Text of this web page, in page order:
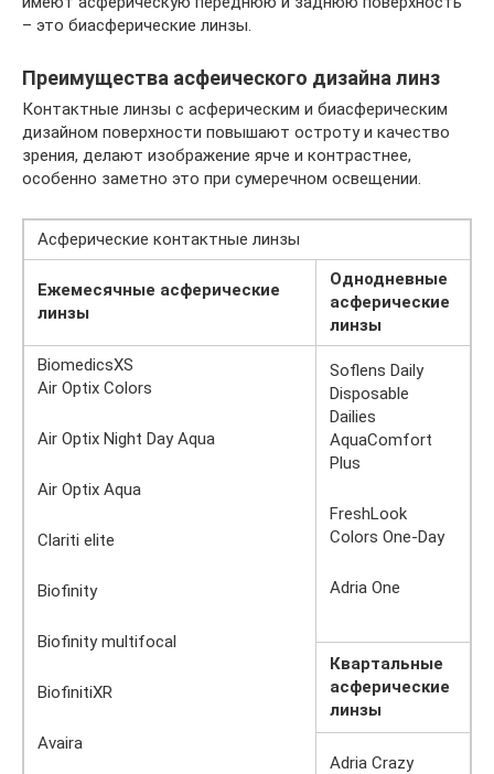
– это биасферические линзы.
Преимущества асфеического дизайна линз
Контактные линзы с асферическим и биасферическим
дизайном поверхности повышают остроту и качество
зрения, делают изображение ярче и контрастнее,
особенно заметно это при сумеречном освещении.
Асферические контактные линзы
Ежемесячные асферические
линзы
Однодневные
асферические
линзы
BiomedicsXS
Air Optix Colors
Air Optix Night Day Aqua
Air Optix Aqua
Clariti elite
Biofinity
Biofinity multifocal
BiofinitiXR
Avaira
Soflens Daily
Disposable
Dailies
AquaComfort
Plus
FreshLook
Colors One-Day
Adria One
Квартальные
асферические
линзы
Adria Crazy